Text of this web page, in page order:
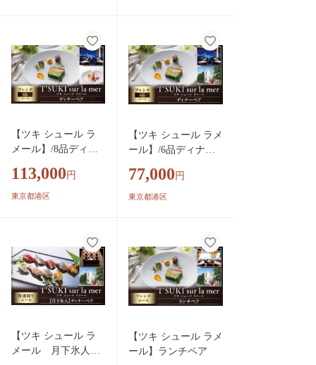
【ツキ シュール ラ
メール】/8品ディナ
113,000 円
東京都港区
【ツキ シュール ラメ
ール】/6品ディナー
77,000 円
東京都港区
【ツキ シュール ラ
メール 月下氷人】/
【ツキ シュール ラメ
ール】ランチペア